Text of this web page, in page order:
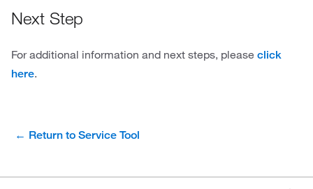
Next Step
For additional information and next steps, please click
here.
← Return to Service Tool